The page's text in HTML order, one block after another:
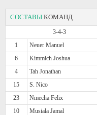
СОСТАВЫ КОМАНД
3-4-3
1
Neuer Manuel
6
Kimmich Joshua
4
Tah Jonathan
15
S. Nico
23
Nmecha Felix
10
Musiala Jamal